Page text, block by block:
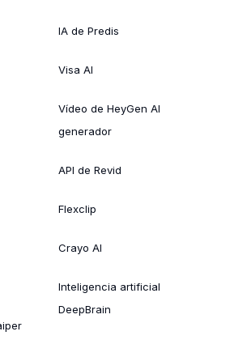
IA de Predis
Visa AI
Vídeo de HeyGen AI
generador
API de Revid
Flexclip
Crayo AI
Inteligencia artificial
DeepBrain